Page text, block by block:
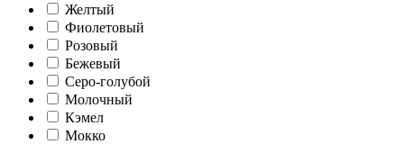
Желтый
Фиолетовый
Розовый
Бежевый
Серо-голубой
Молочный
Кэмел
Мокко